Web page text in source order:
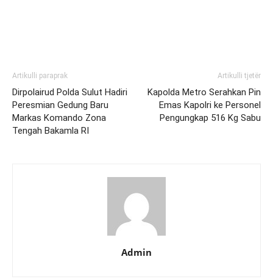
Artikulli paraprak
Dirpolairud Polda Sulut Hadiri
Peresmian Gedung Baru
Markas Komando Zona
Tengah Bakamla RI
Artikulli tjetër
Kapolda Metro Serahkan Pin
Emas Kapolri ke Personel
Pengungkap 516 Kg Sabu
Admin